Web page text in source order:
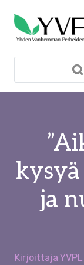
sisältöön
ja
Kirjoittaja YVPL